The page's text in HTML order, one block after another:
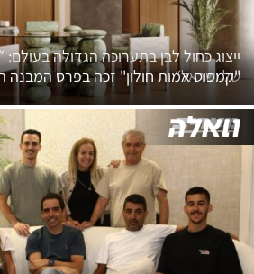
ייצוג כחול לבן בתערוכה הגדולה
של ישראל״
"קמפוס אמות חולון" זכה בפרס המבנה